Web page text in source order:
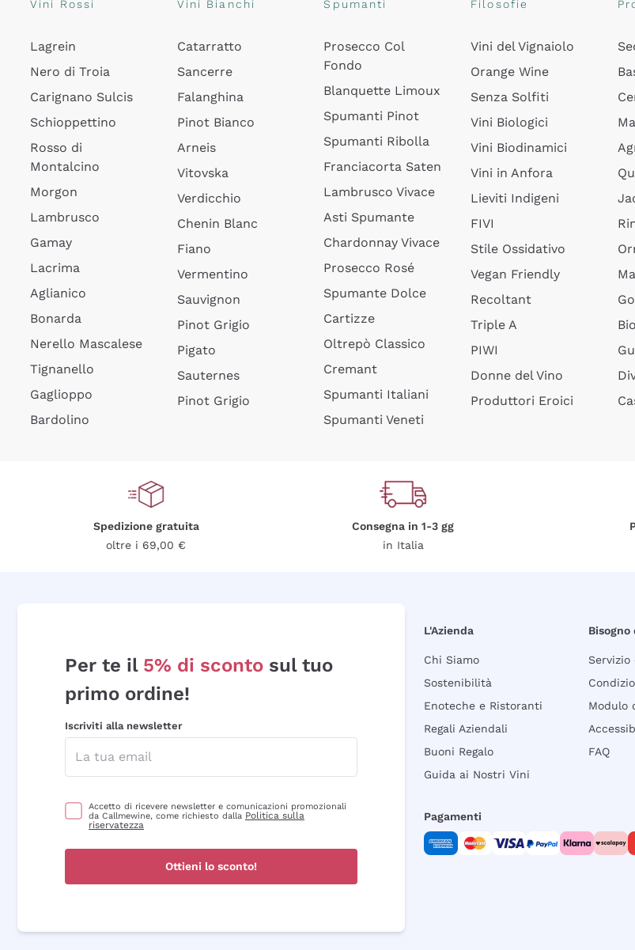
Vini Rossi
Lagrein
Nero di Troia
Carignano Sulcis
Schioppettino
Rosso di
Montalcino
Morgon
Lambrusco
Gamay
Lacrima
Aglianico
Bonarda
Nerello Mascalese
Tignanello
Gaglioppo
Bardolino
Vini Bianchi
Catarratto
Sancerre
Falanghina
Pinot Bianco
Arneis
Vitovska
Verdicchio
Chenin Blanc
Fiano
Vermentino
Sauvignon
Pinot Grigio
Pigato
Sauternes
Pinot Grigio
Spumanti
Prosecco Col
Fondo
Blanquette Limoux
Spumanti Pinot
Spumanti Ribolla
Franciacorta Saten
Lambrusco Vivace
Asti Spumante
Chardonnay Vivace
Prosecco Rosé
Spumante Dolce
Cartizze
Oltrepò Classico
Cremant
Spumanti Italiani
Spumanti Veneti
Filosofie
Vini del Vignaiolo
Orange Wine
Senza Solfiti
Vini Biologici
Vini Biodinamici
Vini in Anfora
Lieviti Indigeni
FIVI
Stile Ossidativo
Vegan Friendly
Recoltant
Triple A
PIWI
Donne del Vino
Produttori Eroici
Spedizione gratuita
oltre i 69,00 €
Consegna in 1-3 gg
in Italia
Per te il 5% di sconto sul tuo
primo ordine!
Iscriviti alla newsletter
Accetto di ricevere newsletter e comunicazioni promozionali
da Callmewine, come richiesto dalla Politica sulla
riservatezza
Ottieni lo sconto!
L'Azienda
Chi Siamo
Sostenibilità
Enoteche e Ristoranti
Regali Aziendali
Buoni Regalo
Guida ai Nostri Vini
Bisogno
Modulo
FAQ
Pagamenti